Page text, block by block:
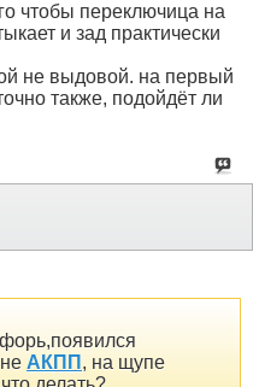
чтобы переключица на
и зад практически
не выдовой. на первый
также, подойдёт ли
АКПП , на щупе